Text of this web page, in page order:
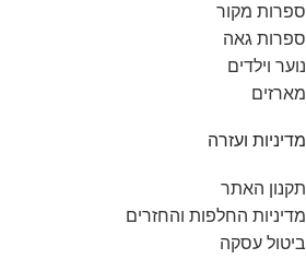
ספרות מקור
ספרות גאה
נוער וילדים
מארזים
מדיניות ועזרה
תקנון האתר
מדיניות החלפות והחזרים
ביטול עסקה